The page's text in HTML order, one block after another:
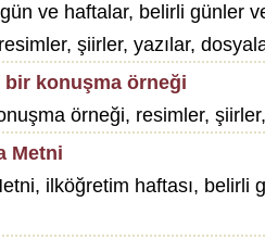
ve haftalar, belirli günler
şiirler, yazılar,
bir konuşma örneği
örneği, resimler,
Metni
ilköğretim haftası,